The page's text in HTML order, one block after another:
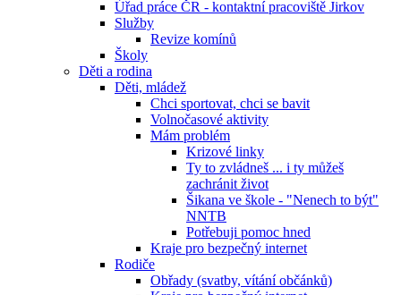
Úřad práce ČR - kontaktní pracoviště Jirkov
Služby
Revize komínů
Školy
Děti a rodina
Děti, mládež
Chci sportovat, chci se bavit
Volnočasové aktivity
Mám problém
Krizové linky
Ty to zvládneš ... i ty můžeš
zachránit život
Šikana ve škole - "Nenech to být"
NNTB
Potřebuji pomoc hned
Kraje pro bezpečný internet
Rodiče
Obřady (svatby, vítání občánků)